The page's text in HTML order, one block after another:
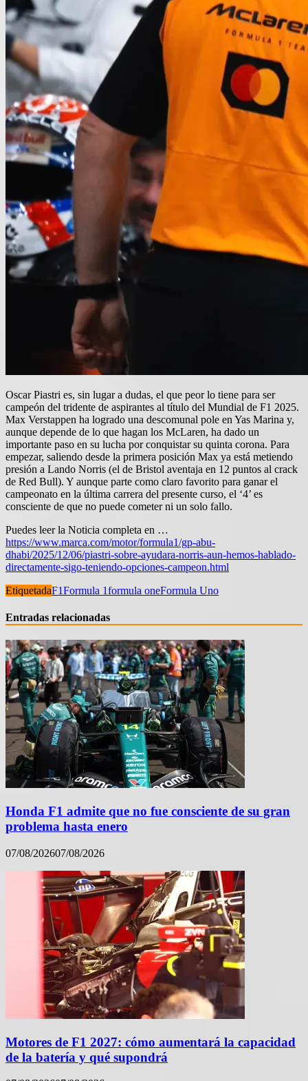
Oscar Piastri es, sin lugar a dudas, el que peor lo tiene para ser
campeón del tridente de aspirantes al título del Mundial de F1 2025.
Max Verstappen ha logrado una descomunal pole en Yas Marina y,
aunque depende de lo que hagan los McLaren, ha dado un
importante paso en su lucha por conquistar su quinta corona. Para
empezar, saliendo desde la primera posición Max ya está metiendo
presión a Lando Norris (el de Bristol aventaja en 12 puntos al crack
de Red Bull). Y aunque parte como claro favorito para ganar el
campeonato en la última carrera del presente curso, el ‘4’ es
consciente de que no puede cometer ni un solo fallo.
Puedes leer la Noticia completa en …
https://www.marca.com/motor/formula1/gp-abu-
dhabi/2025/12/06/piastri-sobre-ayudara-norris-aun-hemos-hablado-
directamente-sigo-teniendo-opciones-campeon.html
EtiquetadaF1Formula 1formula oneFormula Uno
Entradas relacionadas
Honda F1 admite que no fue consciente de su gran
problema hasta enero
07/08/202607/08/2026
Motores de F1 2027: cómo aumentará la capacidad
de la batería y qué supondrá